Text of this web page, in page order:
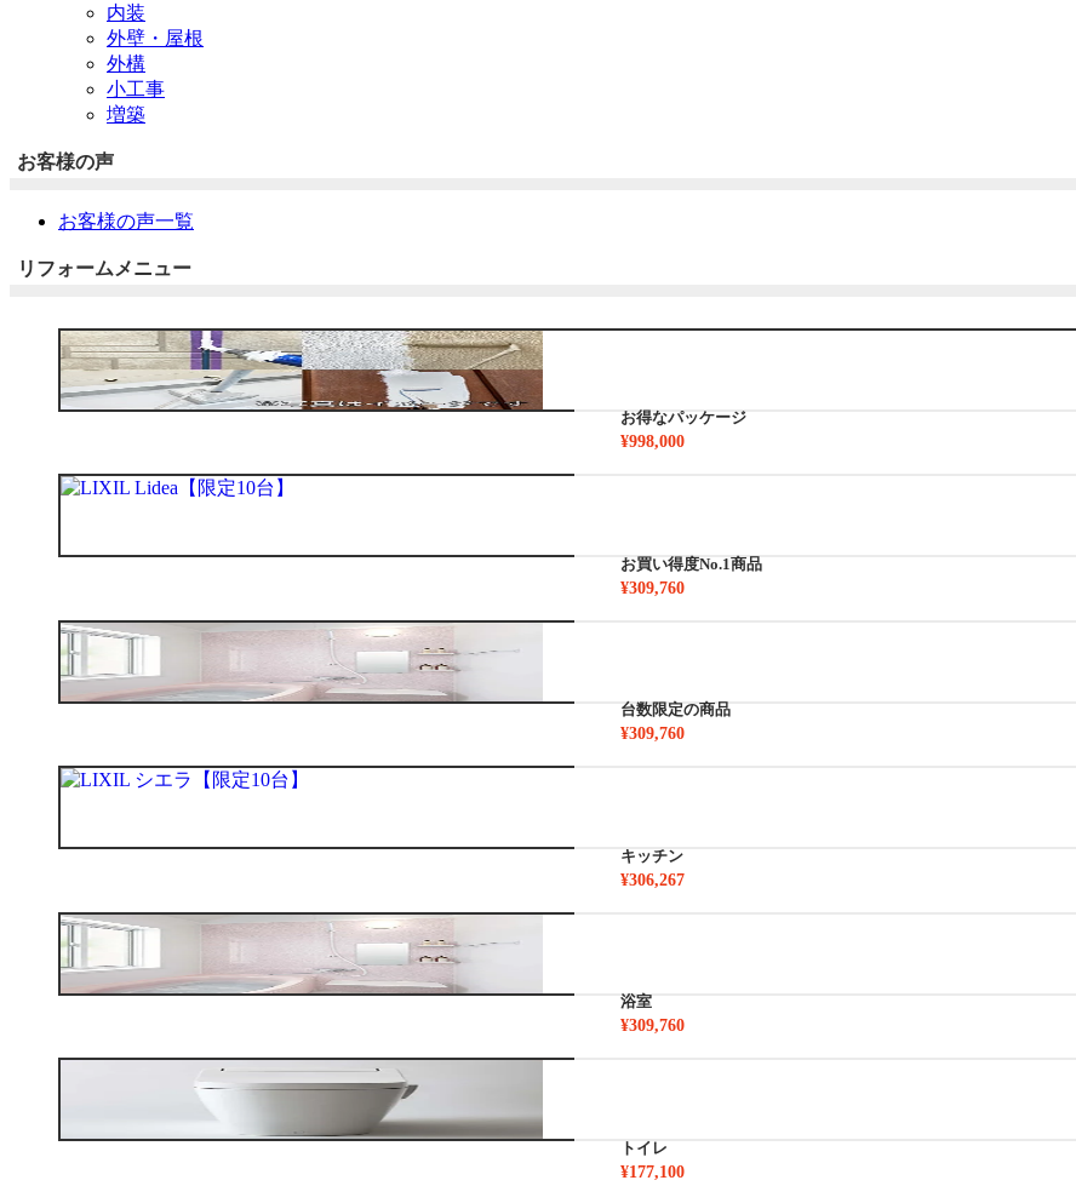
内装
外壁・屋根
外構
小工事
増築
お客様の声
お客様の声一覧
リフォームメニュー
お得なパッケージ
¥998,000
お買い得度No.1商品
¥309,760
台数限定の商品
¥309,760
キッチン
¥306,267
浴室
¥309,760
トイレ
¥177,100